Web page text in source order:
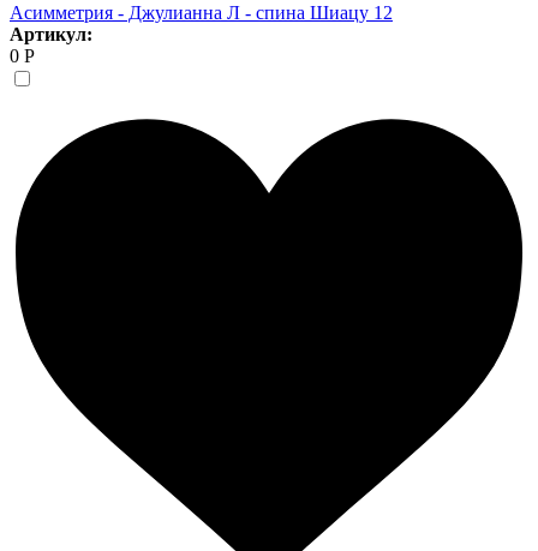
Асимметрия - Джулианна Л - спина Шиацу 12
Артикул:
0 Р